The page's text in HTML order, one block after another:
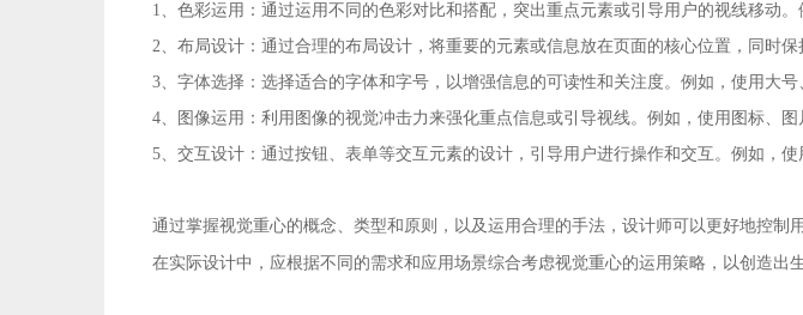
1、色彩运用：通过运用不同的色彩对比和搭配，突出重点元素或引导用户的视线移动
2、布局设计：通过合理的布局设计，将重要的元素或信息放在页面的核心位置，同时保
3、字体选择：选择适合的字体和字号，以增强信息的可读性和关注度。例如，使用大号
4、图像运用：利用图像的视觉冲击力来强化重点信息或引导视线。例如，使用图标、图
5、交互设计：通过按钮、表单等交互元素的设计，引导用户进行操作和交互。例如，
通过掌握视觉重心的概念、类型和原则，以及运用合理的手法，设计师可以更好地控
在实际设计中，应根据不同的需求和应用场景综合考虑视觉重心的运用策略，以创造出